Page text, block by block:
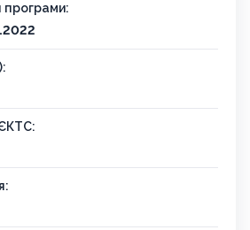
програми: